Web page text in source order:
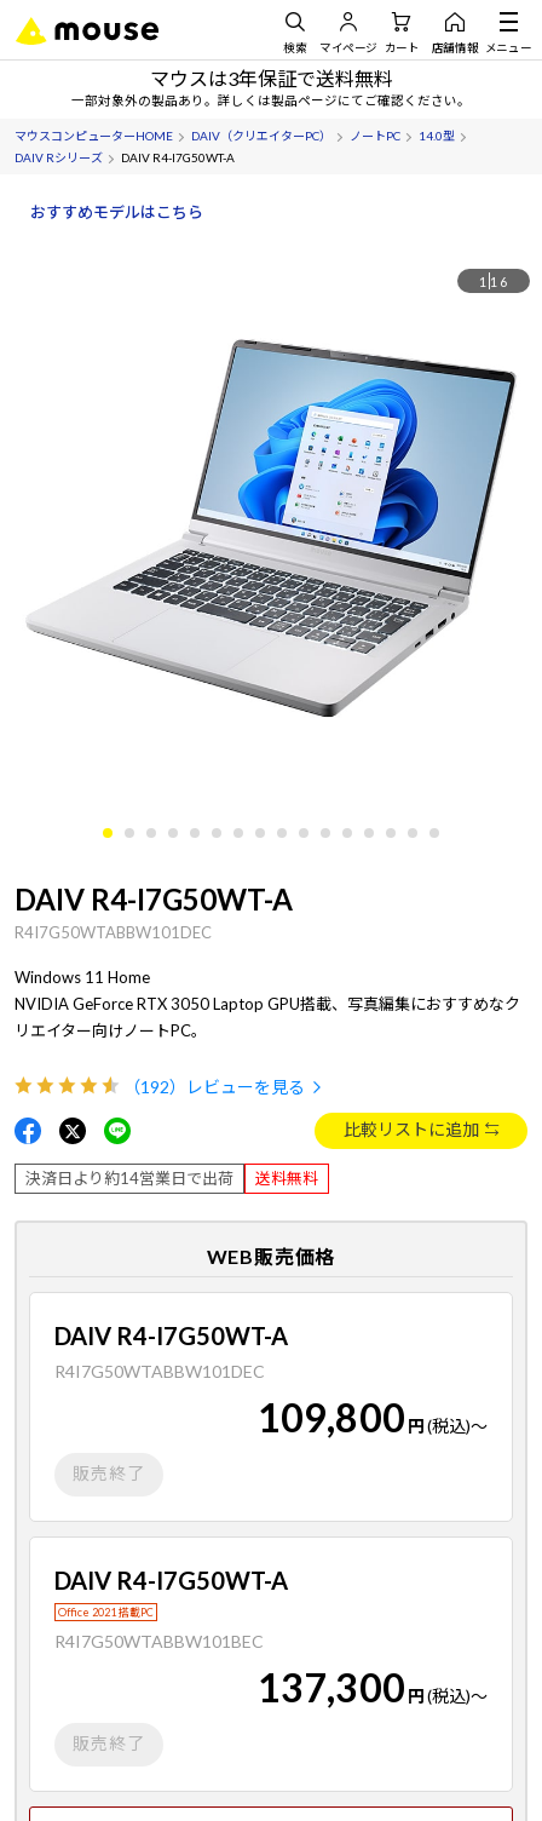
検索 マイページ カート 店舗情報 メニュー
マウスは3年保証で送料無料
一部対象外の製品あり。詳しくは製品ページにてご確認ください。
マウスコンピューターHOME DAIV（クリエイターPC） ノートPC
14.0型
DAIV Rシリーズ
DAIV R4-I7G50WT-A
おすすめモデルはこちら
1 16
DAIV R4-I7G50WT-A
R4I7G50WTABBW101DEC
Windows 11 Home
NVIDIA GeForce RTX 3050 Laptop GPU搭載、写真編集におすすめなク
リエイター向けノートPC。
（192） レビューを見る
比較リストに追加
決済日より約14営業日で出荷 送料無料
WEB販売価格
DAIV R4-I7G50WT-A
R4I7G50WTABBW101DEC
109,800 円(税込)～
販売終了
DAIV R4-I7G50WT-A
Office 2021 搭載PC
R4I7G50WTABBW101BEC
137,300 円(税込)～
販売終了